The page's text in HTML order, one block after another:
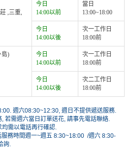
,三重,
今日
14:00以前
當日
13:00~18:00
今日
14:00以後
次一工作日
18:00前
島)
今日
14:00以前
次一工作日
18:00前
今日
14:00以後
次二工作日
18:00前
週六08:30~12:30, 週日不提供遞送服務.
若需週六當日訂單送花, 請事先電話聯絡.
需以電話再行確認.
務時間週一~週五 8:30~18:00 /週六 8:30-
詢.